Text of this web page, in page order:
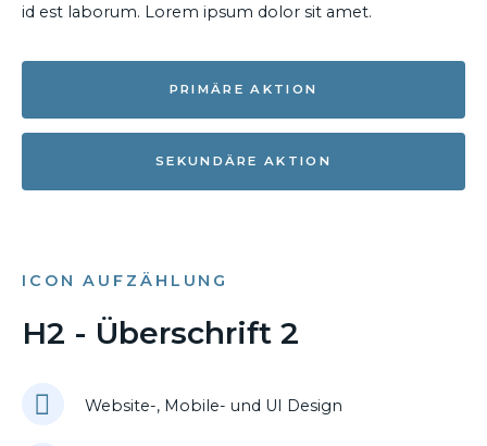
id est laborum. Lorem ipsum dolor sit amet.
PRIMÄRE AKTION
SEKUNDÄRE AKTION
ICON AUFZÄHLUNG
H2 - Überschrift 2
Website-, Mobile- und UI Design